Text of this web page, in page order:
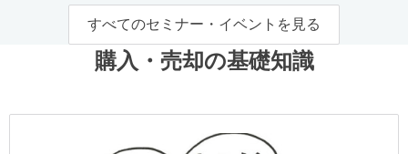
すべてのセミナー・イベントを見る
購入・売却の基礎知識